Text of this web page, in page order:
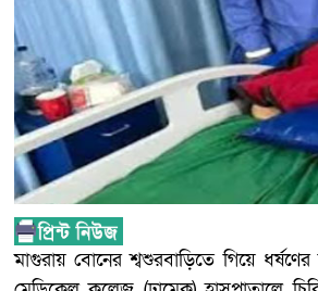
মাগুরায় বোনের শ্বশুরবাড়িতে গিয়ে